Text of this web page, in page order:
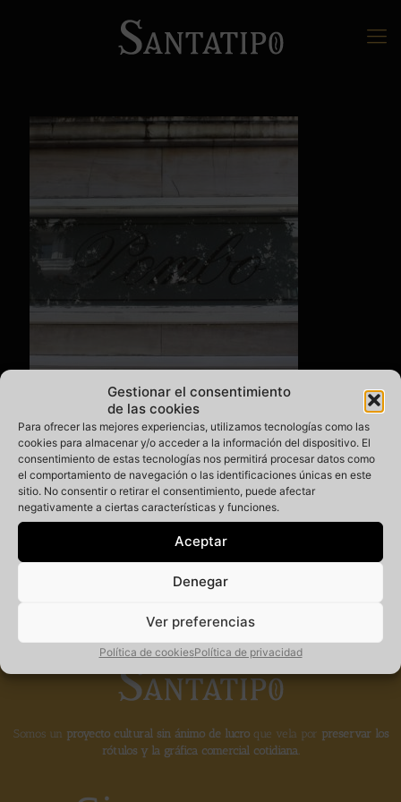
Gestionar el consentimiento
de las cookies
Para ofrecer las mejores experiencias, utilizamos tecnologías como las
cookies para almacenar y/o acceder a la información del dispositivo. El
consentimiento de estas tecnologías nos permitirá procesar datos como
el comportamiento de navegación o las identificaciones únicas en este
sitio. No consentir o retirar el consentimiento, puede afectar
negativamente a ciertas características y funciones.
Aceptar
Denegar
Ver preferencias
Política de cookiesPolítica de privacidad
Miembro
fundador de la
Somos un proyecto cultural sin ánimo de lucroque vela por preservar los
rótulos y la gráfica comercial cotidiana.